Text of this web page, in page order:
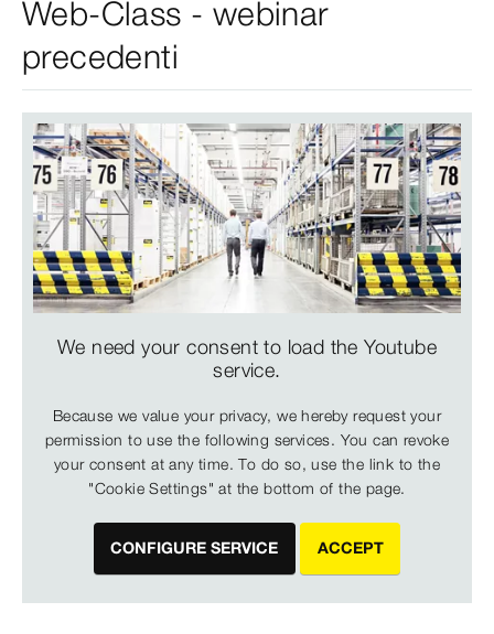
Web-Class - webinar
precedenti
We need your consent to load the Youtube
service.
Because we value your privacy, we hereby request your
permission to use the following services. You can revoke
your consent at any time. To do so, use the link to the
"Cookie Settings" at the bottom of the page.
CONFIGURE SERVICE ACCEPT